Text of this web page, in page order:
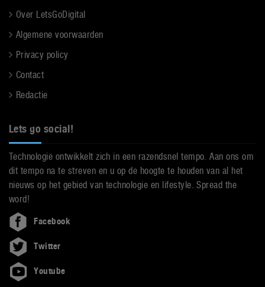
Over LetsGoDigital
Algemene voorwaarden
Privacy policy
Contact
Redactie
Lets go social!
Technologie ontwikkelt zich in een razendsnel tempo. Aan ons om
dit tempo na te streven en u op de hoogte te houden van al het
nieuws op het gebied van technologie en lifestyle. Spread the
word!
Facebook
Twitter
Youtube